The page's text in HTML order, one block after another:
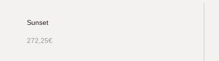
Sunset
272,25€